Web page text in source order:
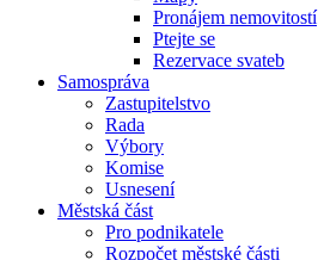
Pronájem nemovitostí
Ptejte se
Rezervace svateb
Samospráva
Zastupitelstvo
Rada
Výbory
Komise
Usnesení
Městská část
Pro podnikatele
Rozpočet městské části